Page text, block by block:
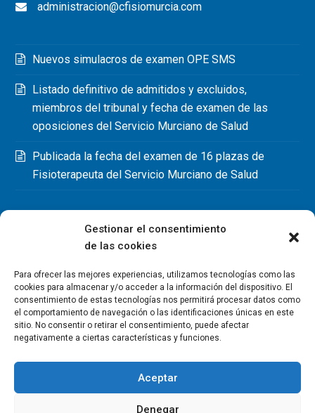
Gestionar el consentimiento
de las cookies
Para ofrecer las mejores experiencias, utilizamos tecnologías como las
cookies para almacenar y/o acceder a la información del dispositivo. El
consentimiento de estas tecnologías nos permitirá procesar datos como
el comportamiento de navegación o las identificaciones únicas en este
sitio. No consentir o retirar el consentimiento, puede afectar
negativamente a ciertas características y funciones.
Aceptar
Denegar
administracion@cfisiomurcia.com
Nuevos simulacros de examen OPE SMS
Listado definitivo de admitidos y excluidos,
miembros del tribunal y fecha de examen de las
oposiciones del Servicio Murciano de Salud
Publicada la fecha del examen de 16 plazas de
Fisioterapeuta del Servicio Murciano de Salud